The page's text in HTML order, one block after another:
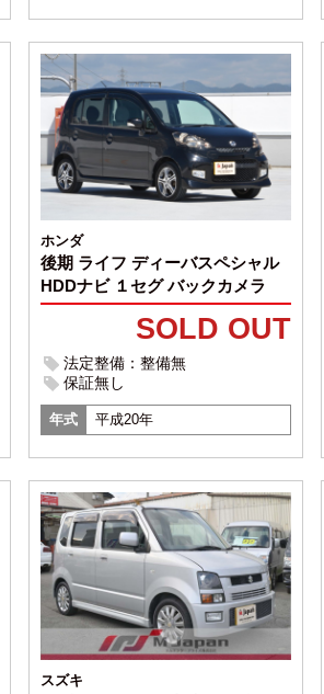
ホンダ
後期 ライフ ディーバスペシャル
HDDナビ １セグ バックカメラ
SOLD OUT
法定整備：整備無
保証無し
年式 平成20年
スズキ